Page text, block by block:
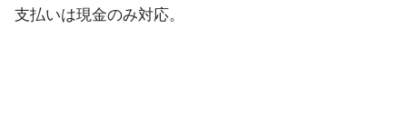
支払いは現金のみ対応。